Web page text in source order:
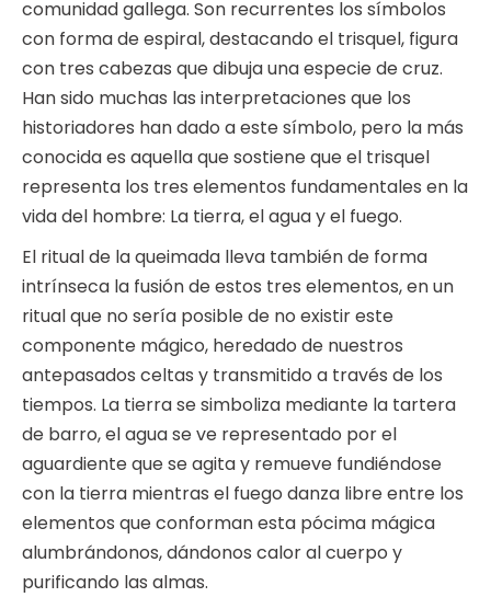
comunidad gallega. Son recurrentes los símbolos
con forma de espiral, destacando el trisquel, figura
con tres cabezas que dibuja una especie de cruz.
Han sido muchas las interpretaciones que los
historiadores han dado a este símbolo, pero la más
conocida es aquella que sostiene que el trisquel
representa los tres elementos fundamentales en la
vida del hombre: La tierra, el agua y el fuego.
El ritual de la queimada lleva también de forma
intrínseca la fusión de estos tres elementos, en un
ritual que no sería posible de no existir este
componente mágico, heredado de nuestros
antepasados celtas y transmitido a través de los
tiempos. La tierra se simboliza mediante la tartera
de barro, el agua se ve representado por el
aguardiente que se agita y remueve fundiéndose
con la tierra mientras el fuego danza libre entre los
elementos que conforman esta pócima mágica
alumbrándonos, dándonos calor al cuerpo y
purificando las almas.